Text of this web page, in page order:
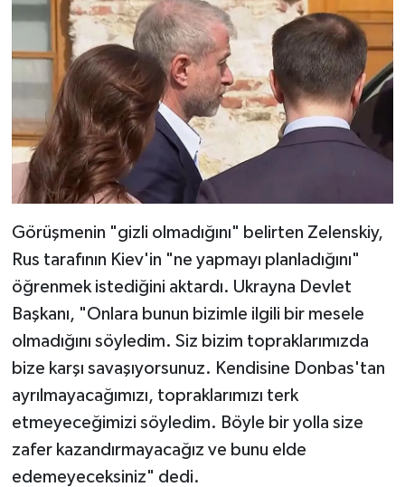
Görüşmenin "gizli olmadığını" belirten Zelenskiy,
Rus tarafının Kiev'in "ne yapmayı planladığını"
öğrenmek istediğini aktardı. Ukrayna Devlet
Başkanı, "Onlara bunun bizimle ilgili bir mesele
olmadığını söyledim. Siz bizim topraklarımızda
bize karşı savaşıyorsunuz. Kendisine Donbas'tan
ayrılmayacağımızı, topraklarımızı terk
etmeyeceğimizi söyledim. Böyle bir yolla size
zafer kazandırmayacağız ve bunu elde
edemeyeceksiniz" dedi.